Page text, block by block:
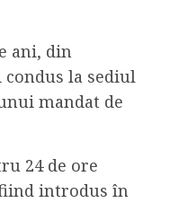
ani, din
condus la sediul
mandat de
24 de ore
introdus în